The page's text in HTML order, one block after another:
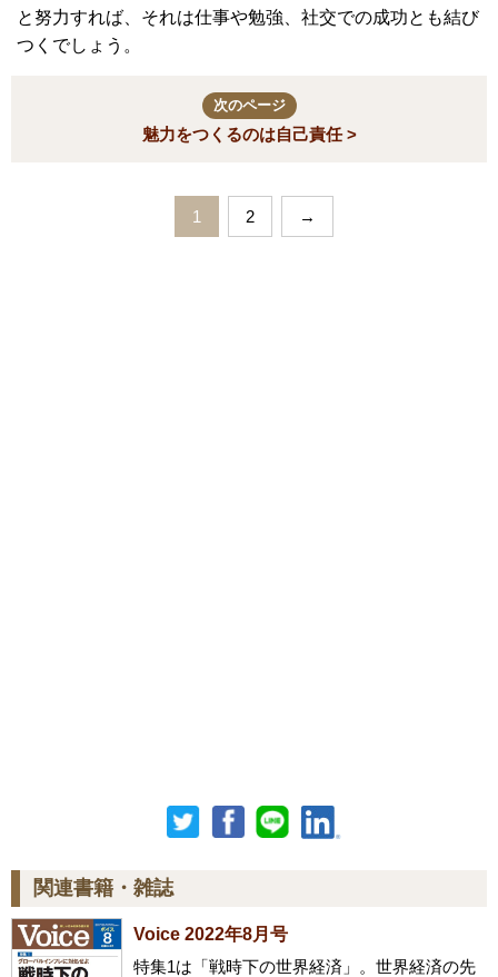
と努力すれば、それは仕事や勉強、社交での成功とも結び
つくでしょう。
次のページ
魅力をつくるのは自己責任 >
1 2 →
関連書籍・雑誌
Voice 2022年8月号
特集1は「戦時下の世界経済」。世界経済の先